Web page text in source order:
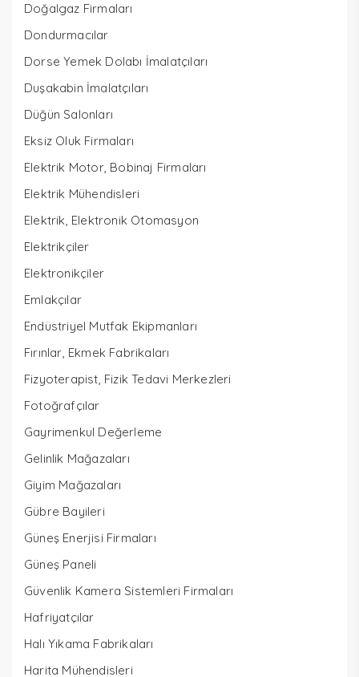
Doğalgaz Firmaları
Dondurmacılar
Dorse Yemek Dolabı İmalatçıları
Duşakabin İmalatçıları
Düğün Salonları
Eksiz Oluk Firmaları
Elektrik Motor, Bobinaj Firmaları
Elektrik Mühendisleri
Elektrik, Elektronik Otomasyon
Elektrikçiler
Elektronikçiler
Emlakçılar
Endüstriyel Mutfak Ekipmanları
Fırınlar, Ekmek Fabrikaları
Fizyoterapist, Fizik Tedavi Merkezleri
Fotoğrafçılar
Gayrimenkul Değerleme
Gelinlik Mağazaları
Giyim Mağazaları
Gübre Bayileri
Güneş Enerjisi Firmaları
Güneş Paneli
Güvenlik Kamera Sistemleri Firmaları
Hafriyatçılar
Halı Yıkama Fabrikaları
Harita Mühendisleri